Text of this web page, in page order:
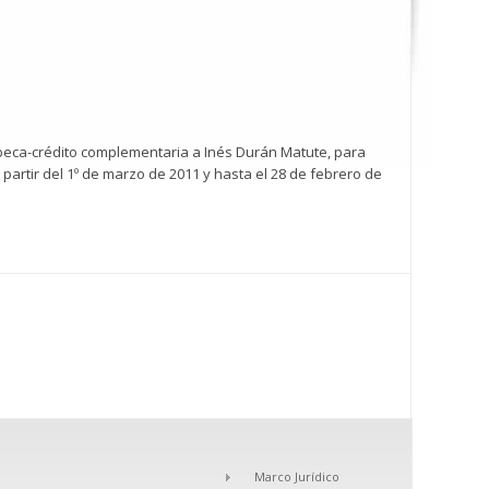
crédito complementaria a Inés Durán Matute, para
del 1º de marzo de 2011 y hasta el 28 de febrero de
Marco Jurídico